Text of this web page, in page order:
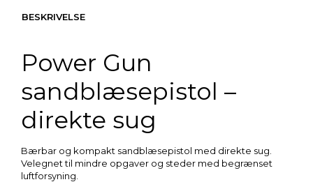
BESKRIVELSE
Power Gun
sandblæsepistol –
direkte sug
Bærbar og kompakt sandblæsepistol med direkte sug.
Velegnet til mindre opgaver og steder med begrænset
luftforsyning.